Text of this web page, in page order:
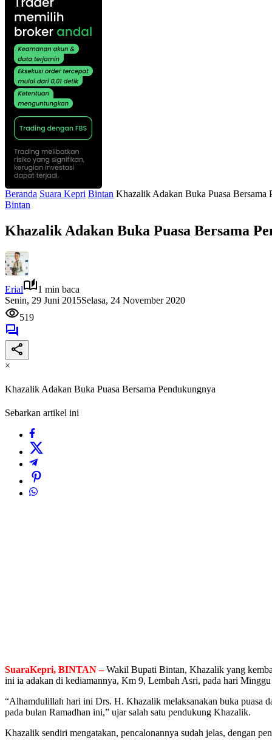
Beranda Suara Kepri Bintan Khazalik Adakan Buka Puasa Bersama
Bintan
Khazalik Adakan Buka Puasa Bersama
Erial
1 min baca
Senin, 29 Juni 2015Selasa, 24 November 2020
519
×
Khazalik Adakan Buka Puasa Bersama Pendukungnya
Sebarkan artikel ini
SuaraKepri, BINTAN –Wakil Bupati Bintan, Khazalik yang
ini ia adakan di kediamannya, Km 9, Lembah Asri, pada hari
“Alhamdulillah hari ini Drs. H. Khazalik melaksanakan buka puasa
pada bulan Ramadhan ini,” ujar salah satu pendukung Khazalik.
Khazalik sendiri mengatakan, pencalonannya sudah jelas, dengan